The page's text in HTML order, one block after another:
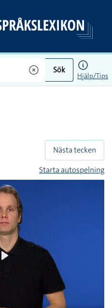
Sök
Hjälp/Tips
Nästa tecken
Starta autospelning